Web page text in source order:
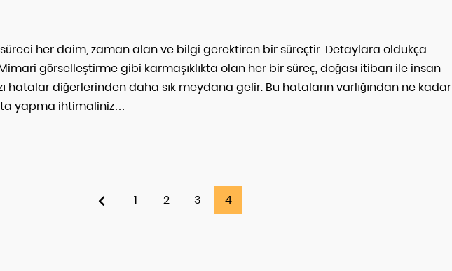
her daim, zaman alan ve bilgi gerektiren bir süreçtir. Detaylara oldukça
görselleştirme gibi karmaşıklıkta olan her bir süreç, doğası itibarı ile insan
hatalar diğerlerinden daha sık meydana gelir. Bu hataların varlığından ne kadar
yapma ihtimaliniz…
1 2 3 4